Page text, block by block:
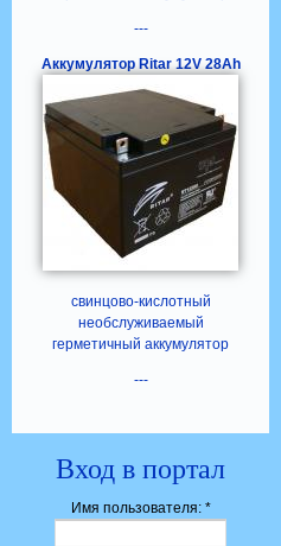
---
Аккумулятор Ritar 12V 28Ah
свинцово-кислотный
необслуживаемый
герметичный аккумулятор
---
Вход в портал
Имя пользователя: *